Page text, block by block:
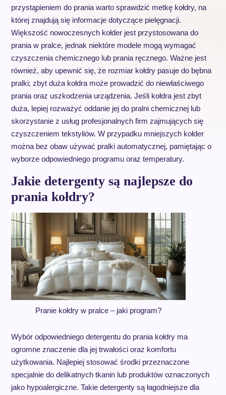
przystąpieniem do prania warto sprawdzić metkę kołdry, na
której znajdują się informacje dotyczące pielęgnacji.
Większość nowoczesnych kołder jest przystosowana do
prania w pralce, jednak niektóre modele mogą wymagać
czyszczenia chemicznego lub prania ręcznego. Ważne jest
również, aby upewnić się, że rozmiar kołdry pasuje do bębna
pralki; zbyt duża kołdra może prowadzić do niewłaściwego
prania oraz uszkodzenia urządzenia. Jeśli kołdra jest zbyt
duża, lepiej rozważyć oddanie jej do pralni chemicznej lub
skorzystanie z usług profesjonalnych firm zajmujących się
czyszczeniem tekstyliów. W przypadku mniejszych kołder
można bez obaw używać pralki automatycznej, pamiętając o
wyborze odpowiedniego programu oraz temperatury.
Jakie detergenty są najlepsze do
prania kołdry?
Pranie kołdry w pralce – jaki program?
Wybór odpowiedniego detergentu do prania kołdry ma
ogromne znaczenie dla jej trwałości oraz komfortu
użytkowania. Najlepiej stosować środki przeznaczone
specjalnie do delikatnych tkanin lub produktów oznaczonych
jako hypoalergiczne. Takie detergenty są łagodniejsze dla